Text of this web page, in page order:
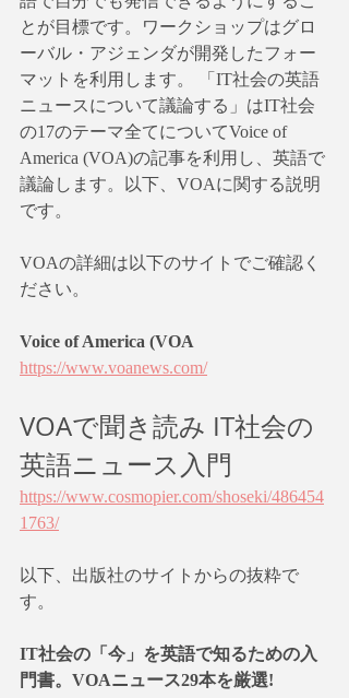
とが目標です。ワークショップはグロ
ーバル・アジェンダが開発したフォー
マットを利用します。 「IT社会の英語
ニュースについて議論する」はIT社会
の17のテーマ全てについてVoice of
America (VOA)の記事を利用し、英語で
議論します。以下、VOAに関する説明
です。
VOAの詳細は以下のサイトでご確認く
ださい。
Voice of America (VOA
https://www.voanews.com/
VOAで聞き読み IT社会の
英語ニュース入門
https://www.cosmopier.com/shoseki/486454
1763/
以下、出版社のサイトからの抜粋で
す。
IT社会の「今」を英語で知るための入
門書。VOAニュース29本を厳選!